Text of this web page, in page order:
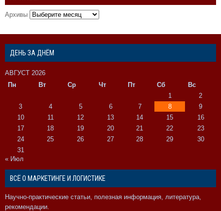
Архивы
ДЕНЬ ЗА ДНЁМ
АВГУСТ 2026
Пн
Вт Ср Чт Пт Сб
Вс
1
2
3
4 5 6 7 8
9
10
11 12 13 14 15
16
17
18 19 20 21 22
23
24
25 26 27 28 29
30
31
« Июл
ВСЁ О МАРКЕТИНГЕ И ЛОГИСТИКЕ
Научно-практические статьи, полезная информация, литература,
рекомендации.